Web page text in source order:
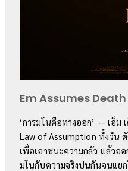
Em Assumes Death
‘การมโนคือทางออก’ — เอ็ม
Law of Assumption ทั้งวัน
เพื่อเอาชนะความกลัว แล้วออ
มโนกับความจริงปนกันจนแย